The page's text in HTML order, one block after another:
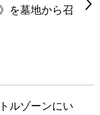
を墓地から召
ルゾーンにい